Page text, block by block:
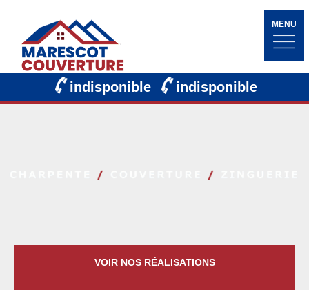
MENU
indisponible indisponible
VOIR NOS RÉALISATIONS